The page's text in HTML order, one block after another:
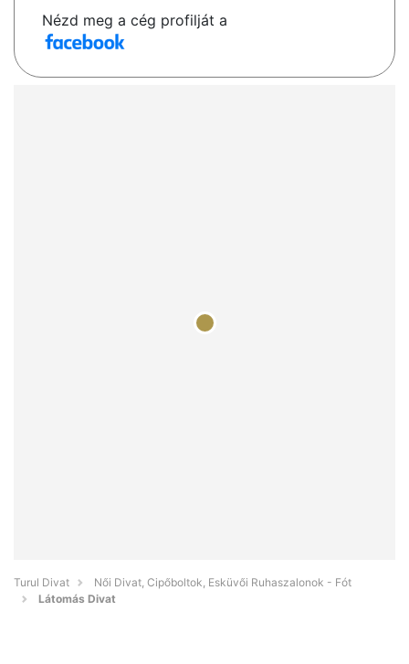
Nézd meg a cég profilját a
Turul Divat
Női Divat, Cipőboltok, Esküvői Ruhaszalonok - Fót
Látomás Divat